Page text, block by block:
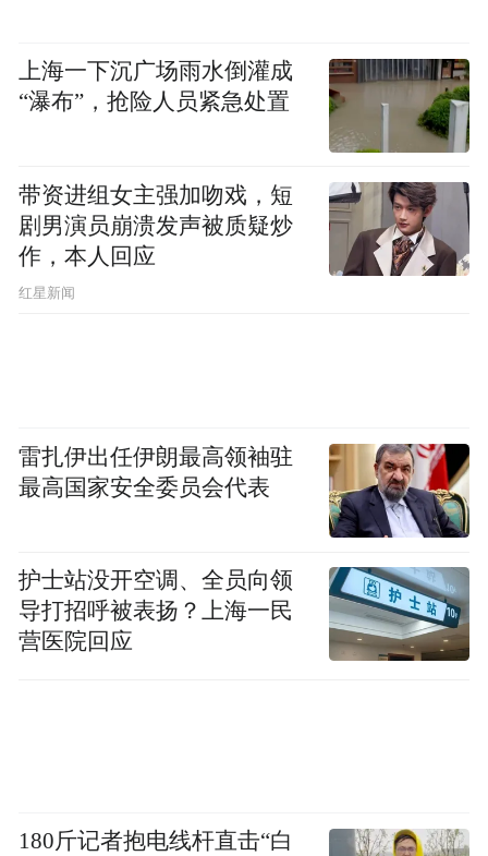
月24日，俄军在克列谢耶夫卡和安德列夫卡
与乌军展开拉锯战，双方实际控制线无明显
变化。10月26日，俄军击退乌军在克列谢耶
巴赫穆特区域的俄军部队番号有第4步兵旅、
“幽灵”营、第1307步兵团、72步兵旅与57步
【库比扬斯克方向】：10月22日，乌军第68
上海一下沉广场雨水倒灌成
“瀑布”，抢险人员紧急处置
带资进组女主强加吻戏，短
剧男演员崩溃发声被质疑炒
作，本人回应
​红星新闻
雷扎伊出任伊朗最高领袖驻
最高国家安全委员会代表
护士站没开空调、全员向领
导打招呼被表扬？上海一民
营医院回应
180斤记者抱电线杆直击“白